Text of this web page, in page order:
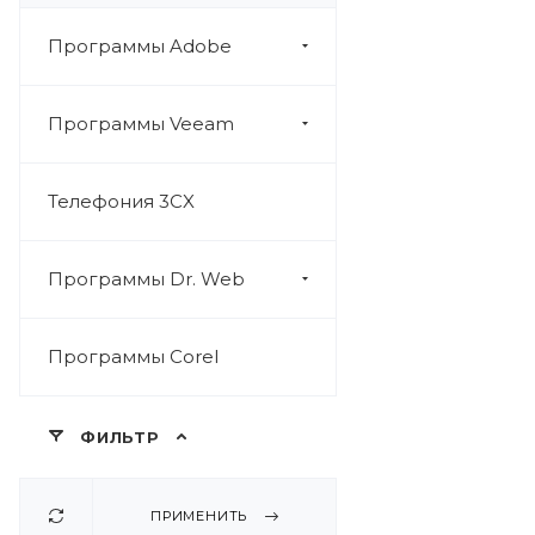
Программы Adobe
Программы Veeam
Телефония 3CX
Программы Dr. Web
Программы Corel
ФИЛЬТР
ПРИМЕНИТЬ